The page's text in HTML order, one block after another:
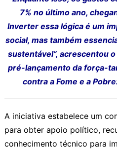
7% no último ano,
Inverter essa lógica é um
social, mas também
sustentável”, acrescentou
pré-lançamento da força-
contra a Fome e a
A iniciativa estabelece um
para obter apoio político,
conhecimento técnico para